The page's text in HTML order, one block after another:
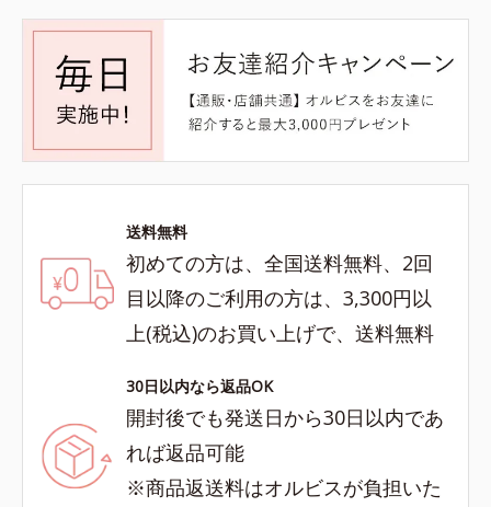
送料無料
初めての方は、全国送料無料、2回
目以降のご利用の方は、3,300円以
上(税込)のお買い上げで、送料無料
30日以内なら返品OK
開封後でも発送日から30日以内であ
れば返品可能
※商品返送料はオルビスが負担いた